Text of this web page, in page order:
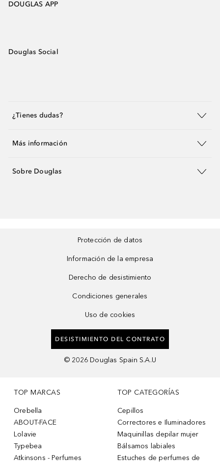
DOUGLAS APP
Douglas Social
¿Tienes dudas?
Más información
Sobre Douglas
Protección de datos
Información de la empresa
Derecho de desistimiento
Condiciones generales
Uso de cookies
DESISTIMIENTO DEL CONTRATO
© 2026 Douglas Spain S.A.U
TOP MARCAS
Orebella
ABOUT-FACE
Lolavie
Typebea
Atkinsons - Perfumes
TOP CATEGORÍAS
Cepillos
Correctores e Iluminadores
Maquinillas depilar mujer
Bálsamos labiales
Estuches de perfumes de